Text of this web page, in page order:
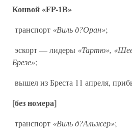
Конвой «FP-1В»
транспорт «Виль д?Оран»;
эскорт — лидеры «Тартю»,
Брезе»;
вышел из Бреста 11 апреля,
[без номера]
транспорт «Виль д?Альжер»;